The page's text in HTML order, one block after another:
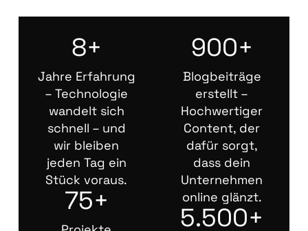
8+
Jahre Erfahrung
– Technologie
wandelt sich
schnell – und
wir bleiben
jeden Tag ein
Stück voraus.
75+
900+
Blogbeiträge
erstellt –
Hochwertiger
Content, der
dafür sorgt,
dass dein
Unternehmen
online glänzt.
5.500+